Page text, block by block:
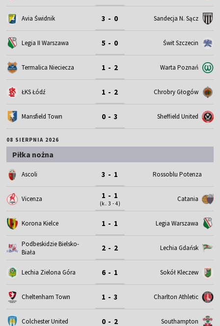
Avia Świdnik 3 - 0 Sandecja N. Sącz
Legia II Warszawa 5 - 0 Świt Szczecin
Termalica Nieciecza 1 - 2 Warta Poznań
ŁKS Łódź 1 - 2 Chrobry Głogów
Mansfield Town 0 - 3 Sheffield United
08 SIERPNIA 2026
Piłka nożna
Ascoli 3 - 1 Rossoblu Potenza
Vicenza 1 - 1
(k. 3 - 4)
Catania
Korona Kielce 1 - 1 Legia Warszawa
Podbeskidzie Bielsko-
Biała
2 - 2 Lechia Gdańsk
Lechia Zielona Góra 6 - 1 Sokół Kleczew
Cheltenham Town 1 - 3 Charlton Athletic
Colchester United 0 - 2 Southampton